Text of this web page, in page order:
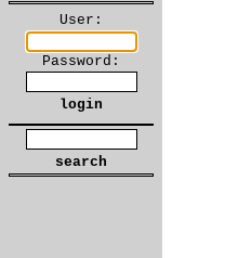
User:
Password: